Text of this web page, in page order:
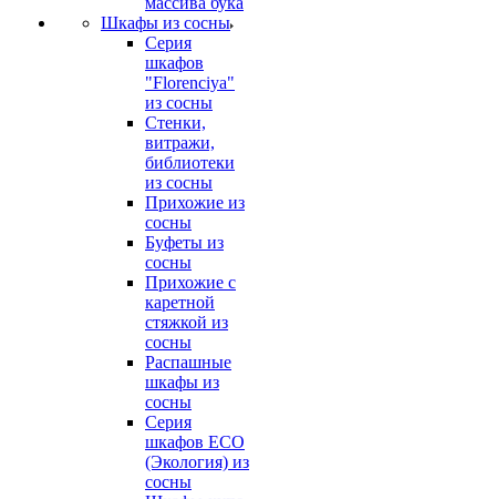
Шкафы из сосны
Серия
шкафов
"Florenciya"
из сосны
Стенки,
витражи,
библиотеки
из сосны
Прихожие из
сосны
Буфеты из
сосны
Прихожие с
каретной
стяжкой из
сосны
Распашные
шкафы из
сосны
Серия
шкафов ECO
(Экология) из
сосны